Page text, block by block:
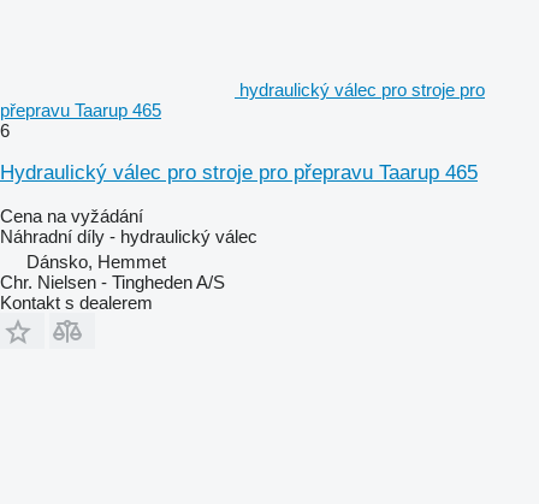
hydraulický válec pro stroje pro
přepravu Taarup 465
6
Hydraulický válec pro stroje pro přepravu Taarup 465
Cena na vyžádání
Náhradní díly - hydraulický válec
Dánsko, Hemmet
Chr. Nielsen - Tingheden A/S
Kontakt s dealerem